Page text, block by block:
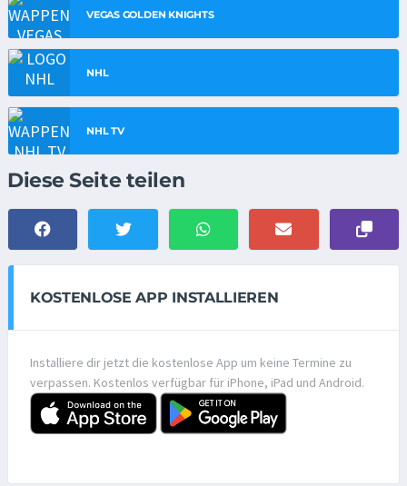
VEGAS GOLDEN KNIGHTS
NHL
NHL TV
Diese Seite teilen
KOSTENLOSE APP INSTALLIEREN
Installiere dir jetzt die kostenlose App um keine Termine zu
verpassen. Kostenlos verfügbar für iPhone, iPad und Android.